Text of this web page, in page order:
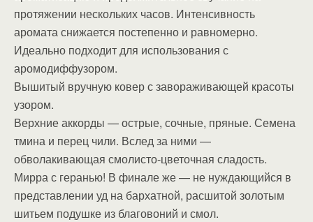
протяжении нескольких часов. Интенсивность
аромата снижается постепенно и равномерно.
Идеально подходит для использования с
аромодиффузором.
Вышитый вручную ковер с завораживающей красоты
узором.
Верхние аккорды — острые, сочные, пряные. Семена
тмина и перец чили. Вслед за ними —
обволакивающая смолисто-цветочная сладость.
Мирра с геранью! В финале же — не нуждающийся в
представлении уд на бархатной, расшитой золотым
шитьем подушке из благовоний и смол.